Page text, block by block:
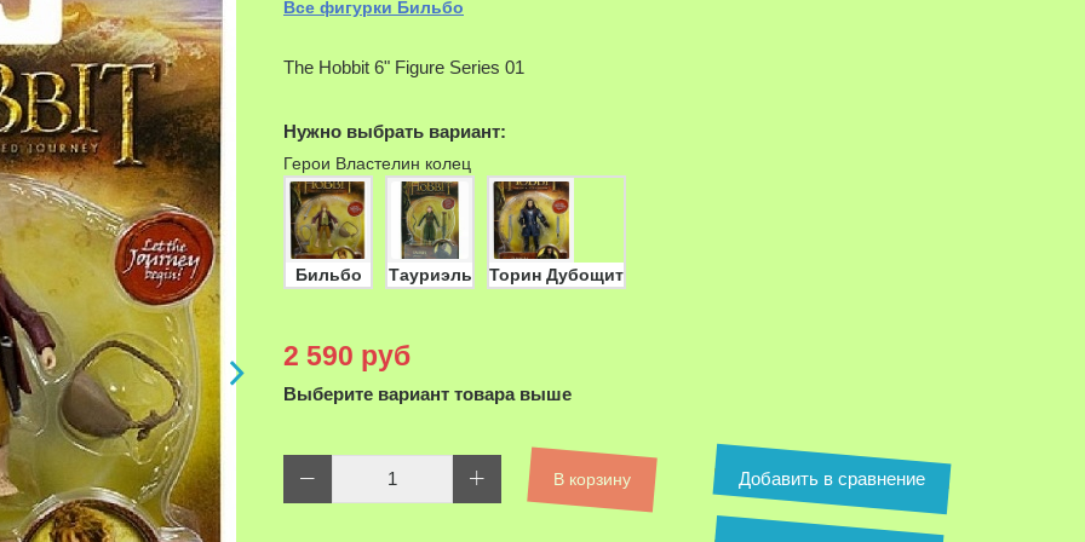
Все фигурки Бильбо
The Hobbit 6" Figure Series 01
Нужно выбрать вариант:
Герои Властелин колец
Бильбо Тауриэль Торин Дубощит
2 590 руб
Выберите вариант товара выше
В корзину Добавить в сравнение